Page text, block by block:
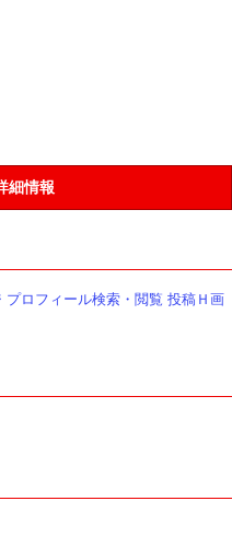
細情報
プロフィール検索・閲覧 投稿Ｈ画